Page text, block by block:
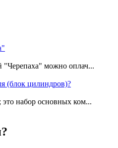
"Черепаха" можно оплач...
(блок цилиндров)?
набор основных ком...